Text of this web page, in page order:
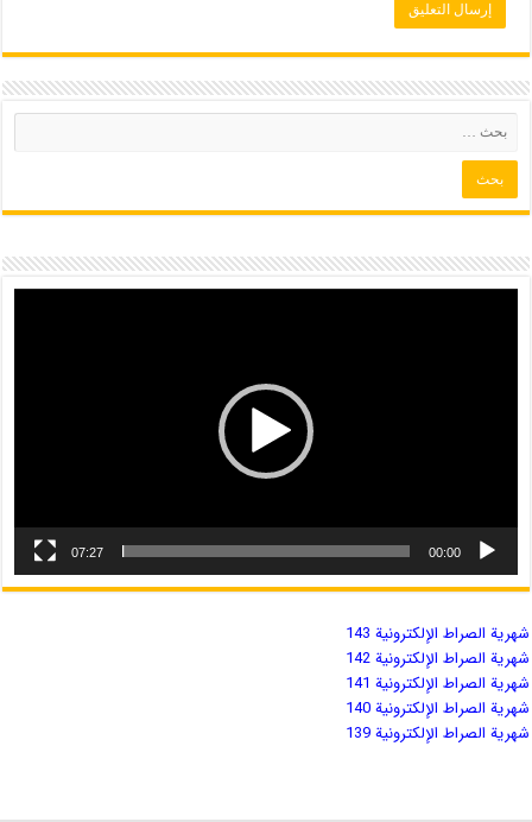
00:00
07:27
شهریة الصراط الإلكترونية 143
شهریة الصراط الإلكترونية 142
شهریة الصراط الإلكترونية 141
شهریة الصراط الإلكترونية 140
شهریة الصراط الإلكترونية 139